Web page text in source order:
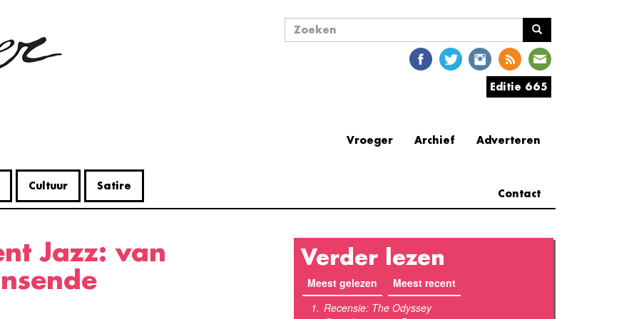
Cultuur Satire
Zoekveld
Editie 665
Adverteren
Archief
Vroeger
Contact
Verder lezen
Meest gelezen (actieve tabblad)
Meest recent
Recensie: The Odyssey